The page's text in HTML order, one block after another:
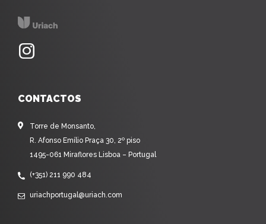
CONTACTOS
Torre de Monsanto,
R. Afonso Emílio Praça 30, 2º piso
1495-061 Miraflores Lisboa – Portugal
(+351) 211 990 484
uriachportugal@uriach.com